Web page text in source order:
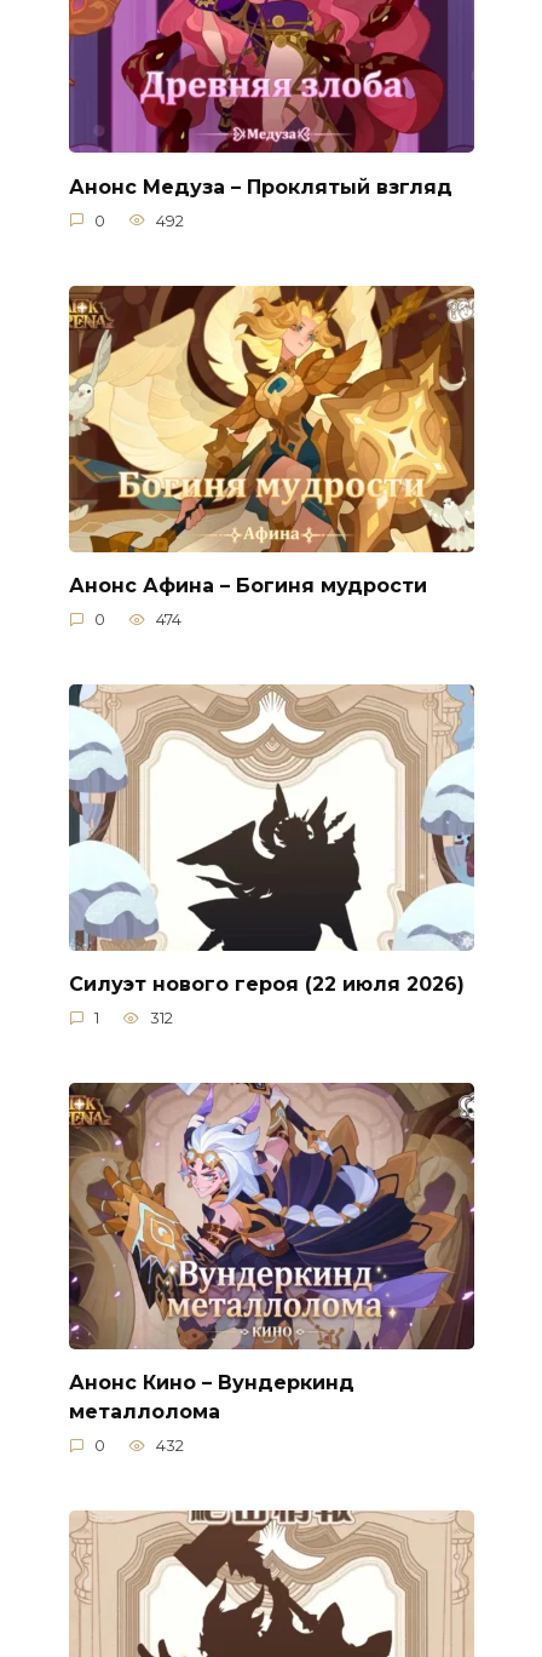
Анонс Медуза – Проклятый взгляд
0 492
Анонс Афина – Богиня мудрости
0 474
Силуэт нового героя (22 июля 2026)
1 312
Анонс Кино – Вундеркинд
металлолома
0 432